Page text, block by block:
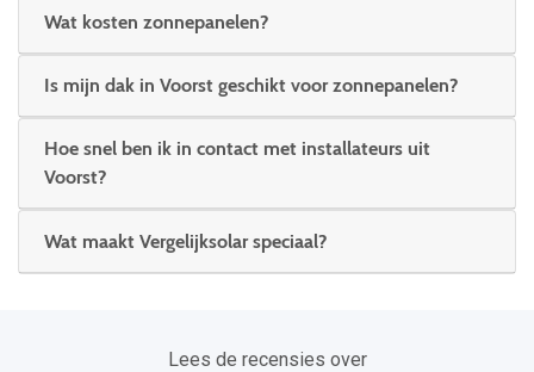
Wat kosten zonnepanelen?
Is mijn dak in Voorst geschikt voor zonnepanelen?
Hoe snel ben ik in contact met installateurs uit
Voorst?
Wat maakt Vergelijksolar speciaal?
Lees de recensies over